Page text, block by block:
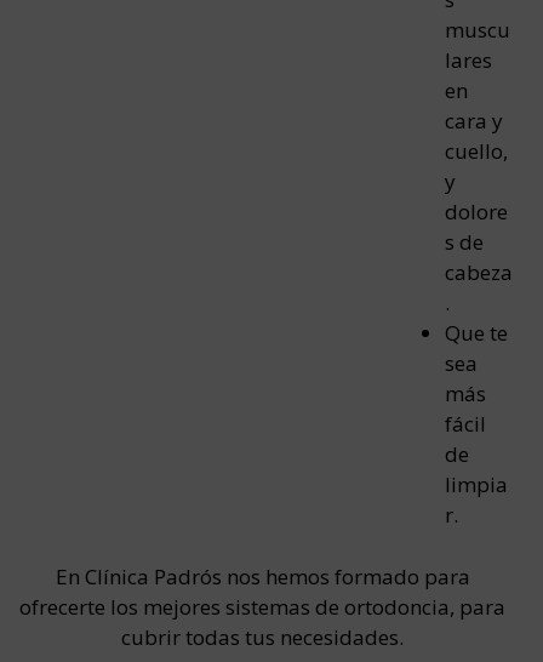
muscu
lares
en
cara y
cuello,
y
dolore
s de
cabeza
.
Que te
sea
más
fácil
de
limpia
r.
En Clínica Padrós nos hemos formado para
ofrecerte los mejores sistemas de ortodoncia, para
cubrir todas tus necesidades.